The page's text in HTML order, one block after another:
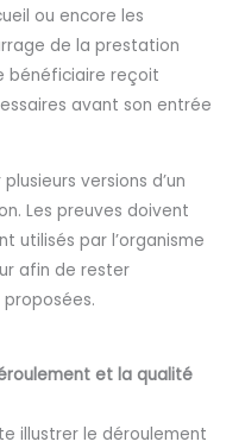
ou encore les
de la prestation
bénéficiaire reçoit
avant son entrée
versions d’un
Les preuves doivent
utilisés par l’organisme
afin de rester
et la qualité
illustrer le déroulement